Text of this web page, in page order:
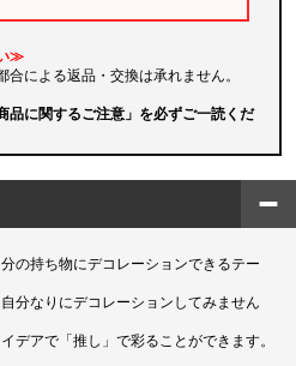
≫
による返品・交換は承れません。
品に関するご注意」を必ずご一読くだ
の持ち物にデコレーションできるテー
分なりにデコレーションしてみません
デアで「推し」で彩ることができます。